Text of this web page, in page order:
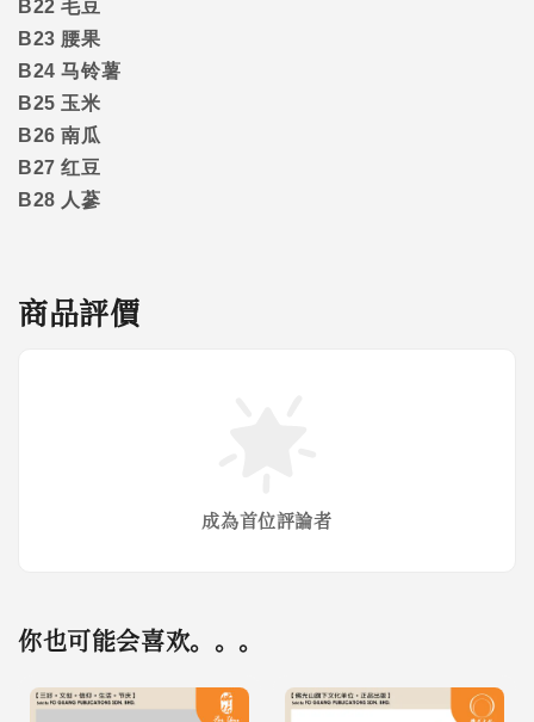
B22毛豆
B23 腰果
B24马铃薯
B25 玉米
B26南瓜
B27红豆
B28 人蔘
商品評價
成為首位評論者
你也可能会喜欢。。。